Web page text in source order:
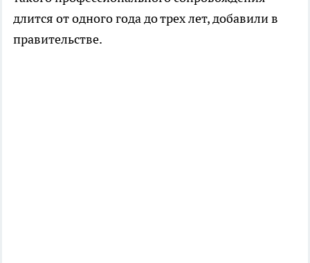
длится от одного года до трех лет, добавили в
правительстве.